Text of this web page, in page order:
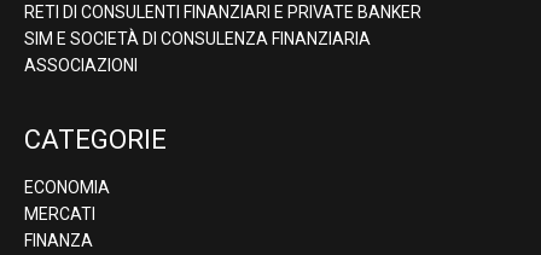
RETI DI CONSULENTI FINANZIARI E PRIVATE BANKER
SIM E SOCIETÀ DI CONSULENZA FINANZIARIA
ASSOCIAZIONI
CATEGORIE
ECONOMIA
MERCATI
FINANZA